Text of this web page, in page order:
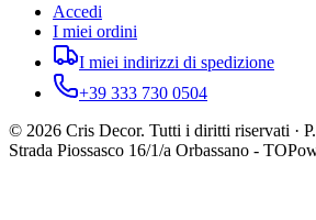
Accedi
I miei ordini
I miei indirizzi di spedizione
+39 333 730 0504
© 2026 Cris Decor. Tutti i diritti riservati ·
Strada Piossasco 16/1/a Orbassano - TO